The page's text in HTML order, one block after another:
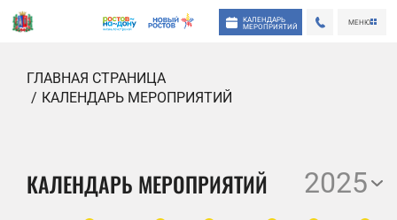
КАЛЕНДАРЬ
МЕРОПРИЯТИЙ
МЕНЮ
ГЛАВНАЯ СТРАНИЦА
КАЛЕНДАРЬ МЕРОПРИЯТИЙ
КАЛЕНДАРЬ МЕРОПРИЯТИЙ 2025